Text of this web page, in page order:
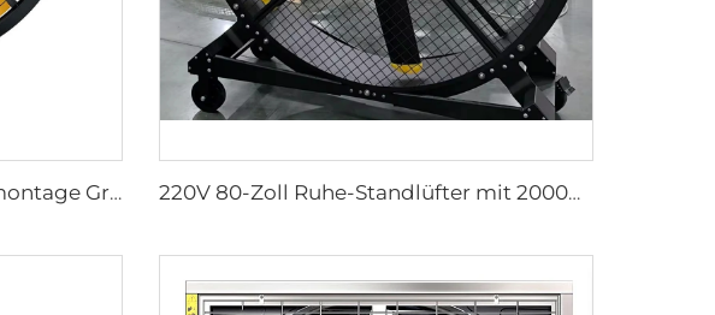
Hochwertig 0,9m 1,2m Wandmontage Großer Ventilator Für Lagerhäuser 220V Motor Kern Für Fertigungsbetriebe Restaurants Farmen Hotels 220V 80-Zoll Ruhe-Standlüfter mit 2000mm Aluminiumgestell, beweglicher Bodenlüfter für Fitnessstudios, Restaurants, Bauernhöfe, Produktionsanlagen